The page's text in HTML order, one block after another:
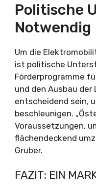
Politische
Notwendig
Um die
ist politische
Förderprogramme
und den Ausbau
entscheidend sein,
beschleunigen.
Voraussetzungen,
flächendeckend
Gruber.
FAZIT: EIN